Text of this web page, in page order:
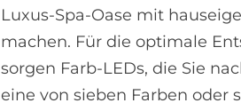
Luxus-Spa-Oase mit
machen. Für die optimale
sorgen Farb-LEDs, die Sie
eine von sieben Farben oder